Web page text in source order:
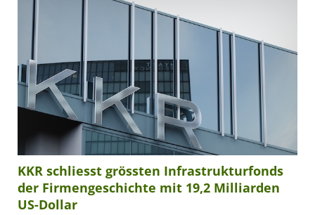
KKR schliesst grössten Infrastrukturfonds
der Firmengeschichte mit 19,2 Milliarden
US-Dollar